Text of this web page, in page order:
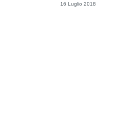
16 Luglio 2018